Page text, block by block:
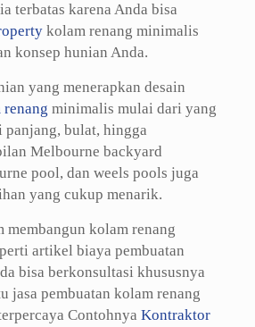
terbatas karena Anda bisa
kolam renang minimalis
konsep hunian Anda.
yang menerapkan desain
renang minimalis mulai dari yang
panjang, bulat, hingga
Melbourne backyard
pool, dan weels pools juga
yang cukup menarik.
membangun kolam renang
artikel biaya pembuatan
bisa berkonsultasi khususnya
jasa pembuatan kolam renang
Contohnya Kontraktor